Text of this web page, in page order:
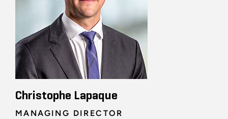
Christophe Lapaque
MANAGING DIRECTOR